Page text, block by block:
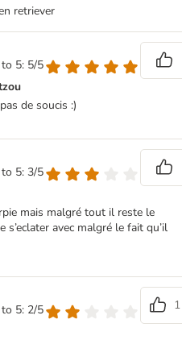
retriever
5: 5/5
de soucis :)
5: 3/5
mais malgré tout il reste le
avec malgré le fait qu’il
5: 2/5
1